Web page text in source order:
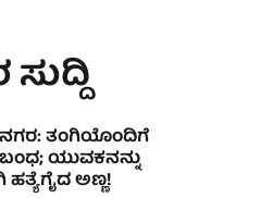
ತಂಗಿಯೊಂದಿಗೆ
ಯುವಕನನ್ನು
ಅಣ್ಣ!